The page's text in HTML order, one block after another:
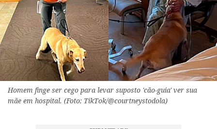
Homem finge ser cego para levar suposto 'cão-guia' ver sua
mãe em hospital. (Foto: TikTok/@courtneystodola)